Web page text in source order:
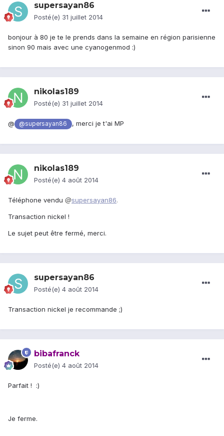
supersayan86
Posté(e) 31 juillet 2014
bonjour à 80 je te le prends dans la semaine en région parisienne
sinon 90 mais avec une cyanogenmod :)
nikolas189
Posté(e) 31 juillet 2014
@ @supersayan86 , merci je t'ai MP
nikolas189
Posté(e) 4 août 2014
Téléphone vendu @supersayan86.
Transaction nickel !
Le sujet peut être fermé, merci.
supersayan86
Posté(e) 4 août 2014
Transaction nickel je recommande ;)
bibafranck
Posté(e) 4 août 2014
Parfait ! :)
Je ferme.